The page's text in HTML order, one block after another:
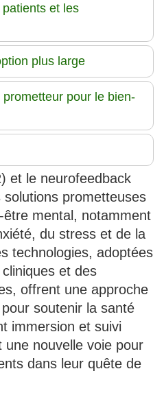
et les
plus large
pour le bien-
et le neurofeedback
prometteuses
mental, notamment
du stress et de la
technologies, adoptées
et des
offrent une approche
soutenir la santé
immersion et suivi
nouvelle voie pour
dans leur quête de